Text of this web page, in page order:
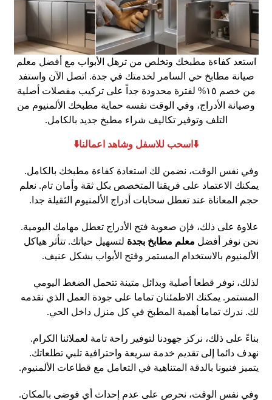
استعد كفاءة مطبخك وتخلص من ترهل الأبواب مع أفضل معلم
صيانة مطابخ حي السامر لخدمتك في جدة. اتصل الآن واستفد
من خصم ١٥% لفترة محدودة جداً على تركيب مفصلات أصلية
وصيانة الأدراج، وفي الوقت نفسه حماية مطبخك الألمنيوم من
التلف وتوفير تكاليف شراء مطبخ جديد بالكامل.
⬇️اسحب للاسفل وشاهد اعمالنا⬇️
وفي نفس الوقت، نضمن لك استعادة كفاءة مطبخك بالكامل.
يمكنك الاعتماد على فريقنا المتخصص بكل ثقة وأمان تام. نعلم
حجم المعاناة عند تعطل سحابات أدراج الألمنيوم الثقيلة جدا.
علاوة على ذلك، فإن صعوبة فتح الأدراج تعطل مهامك اليومية.
نحن نوفر أفضل معلم مطابخ بجدة لتسهيل حياتك. تتأثر هياكل
الألمنيوم بالاستخدام المستمر وفتح الأبواب بشكل عنيف.
لذلك، نوفر قطعا أصلية وبدائل متينة تتحمل الضغط اليومي
المستمر. يمكنك الاطمئنان تماما على جودة العمل الذي نقدمه
لك. ندرك تماما أهمية المطبخ في كل منزل داخل الحي.
بناءً على ذلك، نركز جهودنا لتوفير راحة تامة لعملائنا الكرام.
نهدف دائما إلى تقديم خدمة سريعة واحترافية تلبي تطلعاتك.
يتميز فنيونا بالدقة المتناهية في التعامل مع قطاعات الألمنيوم.
وفي نفس الوقت، نحرص على عدم إحداث أي فوضى بالمكان.